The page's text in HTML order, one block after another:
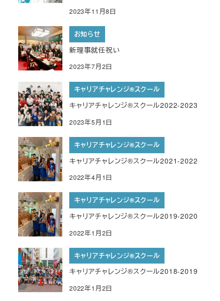
2023年11月8日
お知らせ
新理事就任祝い
2023年7月2日
キャリアチャレンジ®︎スクール
キャリアチャレンジ®︎スクール2022-2023
2023年5月1日
キャリアチャレンジ®︎スクール
キャリアチャレンジ®︎スクール2021-2022
2022年4月1日
キャリアチャレンジ®︎スクール
キャリアチャレンジ®︎スクール2019-2020
2022年1月2日
キャリアチャレンジ®︎スクール
キャリアチャレンジ®︎スクール2018-2019
2022年1月2日